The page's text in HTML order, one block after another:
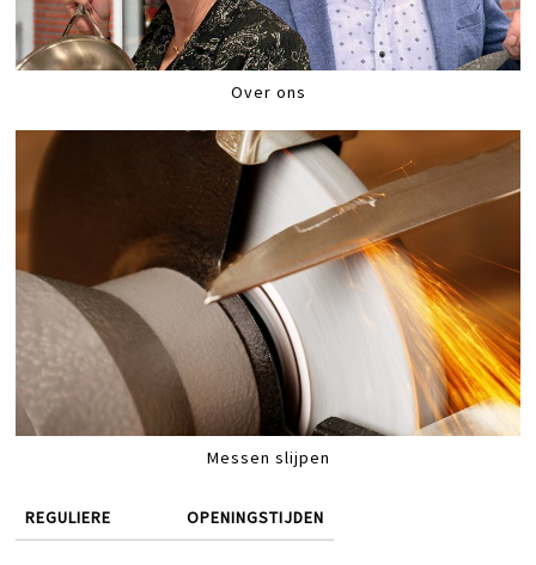
Over ons
Messen slijpen
REGULIERE OPENINGSTIJDEN